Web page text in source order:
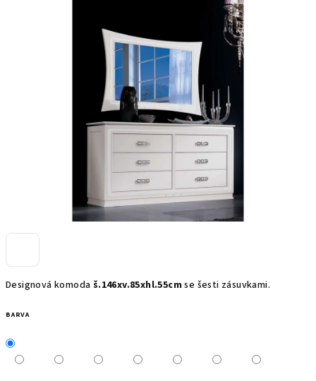
Designová komoda š.146xv.85xhl.55cm se šesti zásuvkami.
BARVA
hvězdiček.